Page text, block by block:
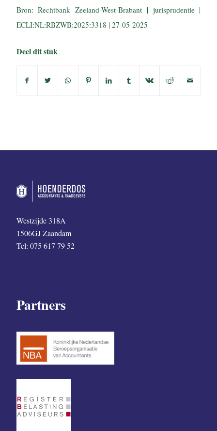
Bron: Rechtbank Zeeland-West-Brabant | jurisprudentie |
ECLI:NL:RBZWB:2025:3318 | 27-05-2025
Deel dit stuk
Westzijde 318A
1506GJ Zaandam
Tel: 075 617 79 52
Partners